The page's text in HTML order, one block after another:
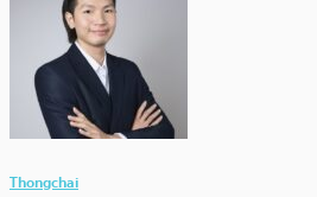
Thongchai